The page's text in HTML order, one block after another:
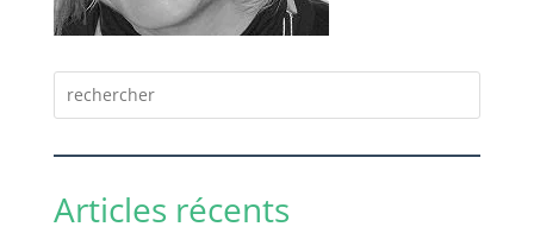
Articles récents